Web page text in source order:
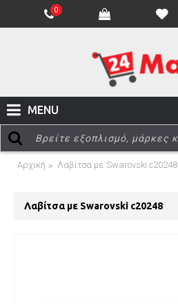
0
MENU
Αρχική Λαβίτσα με Swarovski c20248
Λαβίτσα με Swarovski c20248